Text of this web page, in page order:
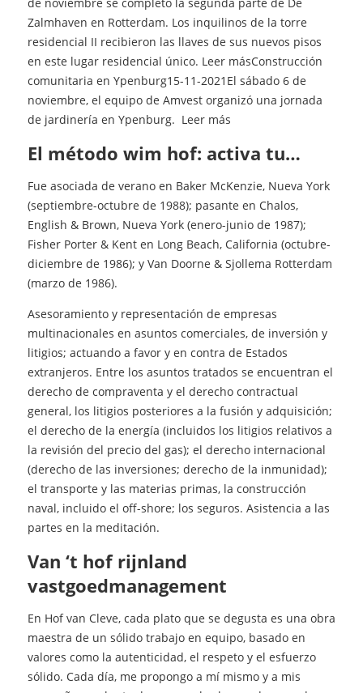
Zalmhaven en Rotterdam. Los inquilinos de la torre
residencial II recibieron las llaves de sus nuevos pisos
en este lugar residencial único. Leer másConstrucción
comunitaria en Ypenburg15-11-2021El sábado 6 de
noviembre, el equipo de Amvest organizó una jornada
de jardinería en Ypenburg. Leer más
el método wim hof: activa tu…
Fue asociada de verano en Baker McKenzie, Nueva York
(septiembre-octubre de 1988); pasante en Chalos,
English & Brown, Nueva York (enero-junio de 1987);
Fisher Porter & Kent en Long Beach, California (octubre-
diciembre de 1986); y Van Doorne & Sjollema Rotterdam
(marzo de 1986).
Asesoramiento y representación de empresas
multinacionales en asuntos comerciales, de inversión y
litigios; actuando a favor y en contra de Estados
extranjeros. Entre los asuntos tratados se encuentran el
derecho de compraventa y el derecho contractual
general, los litigios posteriores a la fusión y adquisición;
el derecho de la energía (incluidos los litigios relativos a
la revisión del precio del gas); el derecho internacional
(derecho de las inversiones; derecho de la inmunidad);
el transporte y las materias primas, la construcción
naval, incluido el off-shore; los seguros. Asistencia a las
partes en la meditación.
van ‘t hof rijnland
vastgoedmanagement
En Hof van Cleve, cada plato que se degusta es una obra
maestra de un sólido trabajo en equipo, basado en
valores como la autenticidad, el respeto y el esfuerzo
sólido. Cada día, me propongo a mí mismo y a mis